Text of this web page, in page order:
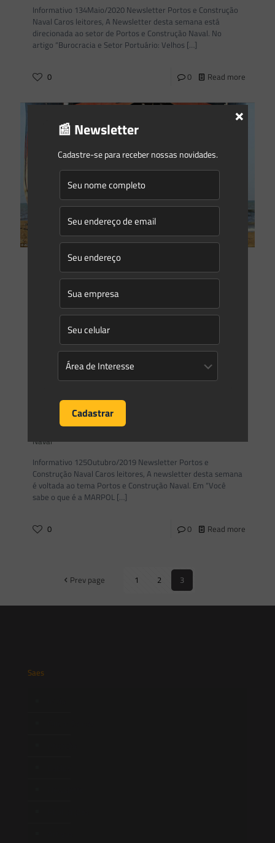
Informativo 134Maio/2020 Newsletter Portos e Construção
Naval Caros leitores, A Newsletter desta semana está
direcionada ao setor de Portos e Construção Naval. No
artigo “Burocracia e Setor Portuário: Velhos […]
0 0 Read more
Saes Advogados on
Burocracia e Setor Portuário: Velhos fantasmas precisam
ser superados para um Brasil pós-crise
Tem sido amplamente divulgado e debatido pela mídia e por
especialistas os dois efeitos diretos da pandemia causada
pelo COVID-19. O primeiro, mais imediato e visível,
Read more
Saes Advogadoson
Newsletter Saes Advogados – 125 | Portos e Construção
Naval
Informativo 125Outubro/2019 Newsletter Portos e
Construção Naval Caros leitores, A newsletter desta semana
é voltada ao tema Portos e Construção Naval. Em “Você
sabe o que é a MARPOL […]
0 0 Read more
Prev page 1 2 3
Saes
📰 Newsletter
Cadastre-se para receber nossas novidades.
×